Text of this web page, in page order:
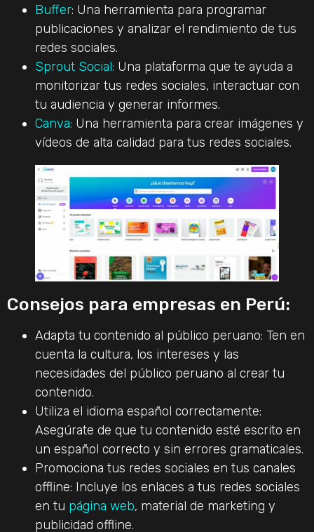
Buffer: Una herramienta para programar
publicaciones y analizar el rendimiento de tus
redes sociales.
Sprout Social: Una plataforma que te ayuda a
monitorizar tus redes sociales, interactuar con
tu audiencia y generar informes.
Canva: Una herramienta para crear imágenes y
vídeos de alta calidad para tus redes sociales.
Consejos para empresas en Perú:
Adapta tu contenido al público peruano: Ten en
cuenta la cultura, los intereses y las
necesidades del público peruano al crear tu
contenido.
Utiliza el idioma español correctamente:
Asegúrate de que tu contenido esté escrito en
un español correcto y sin errores gramaticales.
Promociona tus redes sociales en tus canales
offline: Incluye los enlaces a tus redes sociales
en tu página web, material de marketing y
publicidad offline.